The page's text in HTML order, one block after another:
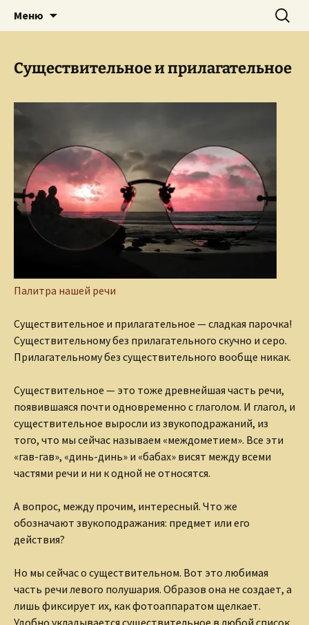
Сайт Ольги Грибановой
Творческое пространство писателя,
поэта, публициста, литературоведа
Меню Найти:
Существительное и прилагательное
Палитра нашей речи
Существительное и прилагательное — сладкая парочка!
Существительному без прилагательного скучно и серо.
Прилагательному без существительного вообще никак.
Существительное — это тоже древнейшая часть речи,
появившаяся почти одновременно с глаголом. И глагол, и
существительное выросли из звукоподражаний, из
того, что мы сейчас называем «междометием». Все эти
«гав-гав», «динь-динь» и «бабах» висят между всеми
частями речи и ни к одной не относятся.
А вопрос, между прочим, интересный. Что же
обозначают звукоподражания: предмет или его
действия?
Но мы сейчас о существительном. Вот это любимая
часть речи левого полушария. Образов она не создает, а
лишь фиксирует их, как фотоаппаратом щелкает.
Удобно укладывается существительное в любой список,